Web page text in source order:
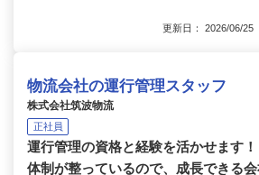
更新日： 2026/06/
物流会社の運行管理スタッフ
株式会社筑波物流
正社員
運行管理の資格と経験を活かせます
体制が整っているので、成長できる会